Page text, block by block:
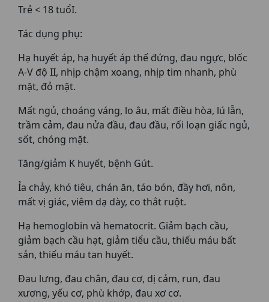
Trẻ < 18 tuổI.
Tác dụng phụ:
Hạ huyết áp, hạ huyết áp thế đứng, đau ngực, blốc
A-V độ II, nhịp chậm xoang, nhịp tim nhanh, phù
mặt, đỏ mặt.
Mất ngủ, choáng váng, lo âu, mất điều hòa, lú lẫn,
trầm cảm, đau nửa đầu, đau đầu, rối loạn giấc ngủ,
sốt, chóng mặt.
Tăng/giảm K huyết, bệnh Gút.
Ỉa chảy, khó tiêu, chán ăn, táo bón, đầy hơi, nôn,
mất vị giác, viêm dạ dày, co thắt ruột.
Hạ hemoglobin và hematocrit. Giảm bạch cầu,
giảm bạch cầu hạt, giảm tiểu cầu, thiếu máu bất
sản, thiếu máu tan huyết.
Đau lưng, đau chân, đau cơ, dị cảm, run, đau
xương, yếu cơ, phù khớp, đau xơ cơ.